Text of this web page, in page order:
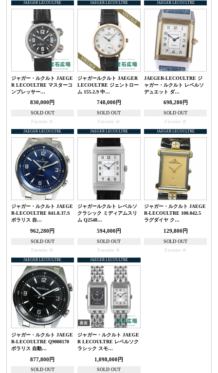
JAEGER LECOULTRE
ジャガー・ルクルト JAEGE
R LECOULTRE マスターコ
ンプレッサー…
830,000円
SOLD OUT
Favorite
JAEGER LECOULTRE
ジャガールクルト JAEGER
LECOULTRE ジェントロー
ム 155.2.9 中…
748,000円
SOLD OUT
Favorite
JAEGER LECOULTRE
JAEGER-LECOULTRE ジ
ャガー・ルクルト レベルソ
デュエット ダ…
698,280円
SOLD OUT
Favorite
JAEGER LECOULTRE
ジャガー・ルクルト JAEGE
R-LECOULTRE 841.8.37.S
ポラリス 自…
962,280円
SOLD OUT
Favorite
JAEGER LECOULTRE
ジャガールクルト レベルソ
クラシック ミディアムスリ
ム Q2548…
594,000円
SOLD OUT
Favorite
JAEGER LECOULTRE
ジャガー・ルクルト JAEGE
R-LECOULTRE 100.042.5
ラグダイヤ ク…
129,800円
SOLD OUT
Favorite
JAEGER LECOULTRE
ジャガー・ルクルト JAEGE
R-LECOULTRE Q9008170
ポラリス 自動…
877,800円
SOLD OUT
JAEGER LECOULTRE
ジャガー・ルクルト JAEGE
R LECOULTRE レベルソク
ラシック スモ…
1,098,000円
SOLD OUT